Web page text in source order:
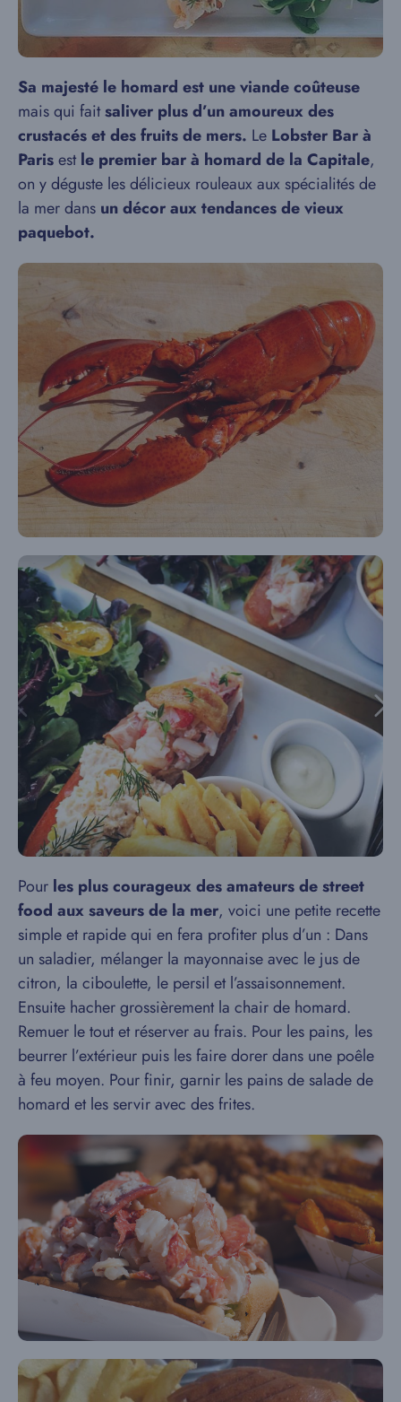
Sa majesté le homard est une viande coûteuse
mais qui faitsaliver plus d’un amoureux des
crustacés et des fruits de mers. Le Lobster Bar à
Parisestle premier bar à homard de la Capitale,
on y déguste les délicieux rouleaux aux spécialités de
la mer dans un décor aux tendances de vieux
paquebot.
Pour les plus courageux des amateurs de street
food aux saveurs de la mer, voici une petite recette
simple et rapide qui en fera profiter plus d’un : Dans
un saladier, mélanger la mayonnaise avec le jus de
citron, la ciboulette, le persil et l’assaisonnement.
Ensuite hacher grossièrement la chair de homard.
Remuer le tout et réserver au frais. Pour les pains, les
beurrer l’extérieur puis les faire dorer dans une poêle
à feu moyen. Pour finir, garnir les pains de salade de
homard et les servir avec des frites.